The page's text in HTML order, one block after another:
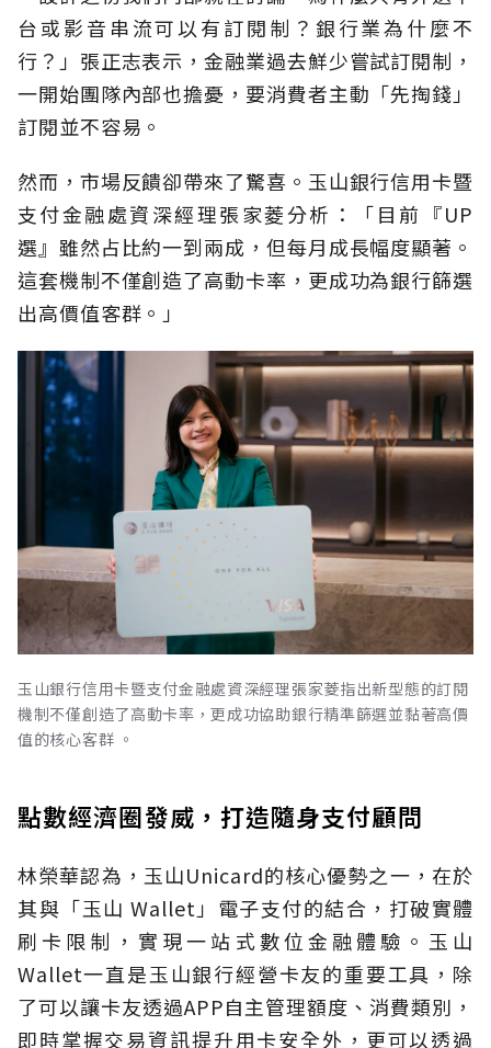
台或影音串流可以有訂閱制？銀行業為什麼不
行？」張正志表示，金融業過去鮮少嘗試訂閱制，
一開始團隊內部也擔憂，要消費者主動「先掏錢」
訂閱並不容易。
然而，市場反饋卻帶來了驚喜。玉山銀行信用卡暨
支付金融處資深經理張家菱分析：「目前『UP
選』雖然占比約一到兩成，但每月成長幅度顯著。
這套機制不僅創造了高動卡率，更成功為銀行篩選
出高價值客群。」
玉山銀行信用卡暨支付金融處資深經理張家菱指出新型態的訂閱
機制不僅創造了高動卡率，更成功協助銀行精準篩選並黏著高價
值的核心客群 。
點數經濟圈發威，打造隨身支付顧問
林榮華認為，玉山Unicard的核心優勢之一，在於
其與「玉山 Wallet」電子支付的結合，打破實體
刷卡限制，實現一站式數位金融體驗。玉山
Wallet一直是玉山銀行經營卡友的重要工具，除
了可以讓卡友透過APP自主管理額度、消費類別，
即時掌握交易資訊提升用卡安全外，更可以透過